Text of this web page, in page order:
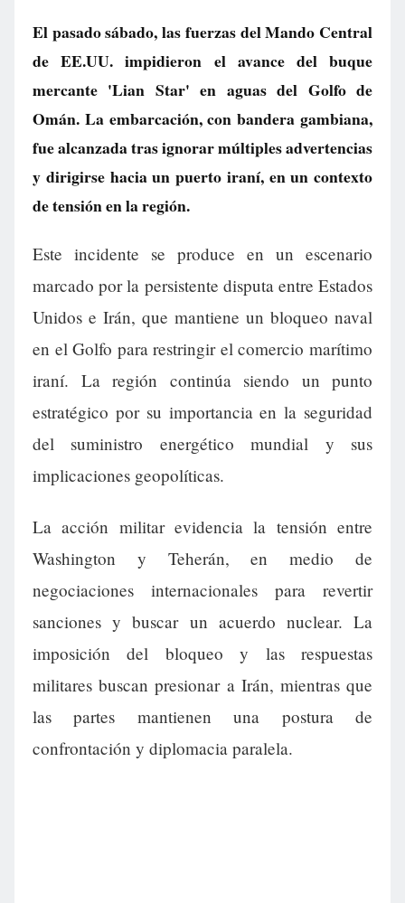
El pasado sábado, las fuerzas del Mando Central
de EE.UU. impidieron el avance del buque
mercante 'Lian Star' en aguas del Golfo de
Omán. La embarcación, con bandera gambiana,
fue alcanzada tras ignorar múltiples advertencias
y dirigirse hacia un puerto iraní, en un contexto
de tensión en la región.
Este incidente se produce en un escenario
marcado por la persistente disputa entre Estados
Unidos e Irán, que mantiene un bloqueo naval
en el Golfo para restringir el comercio marítimo
iraní. La región continúa siendo un punto
estratégico por su importancia en la seguridad
del suministro energético mundial y sus
implicaciones geopolíticas.
La acción militar evidencia la tensión entre
Washington y Teherán, en medio de
negociaciones internacionales para revertir
sanciones y buscar un acuerdo nuclear. La
imposición del bloqueo y las respuestas
militares buscan presionar a Irán, mientras que
las partes mantienen una postura de
confrontación y diplomacia paralela.